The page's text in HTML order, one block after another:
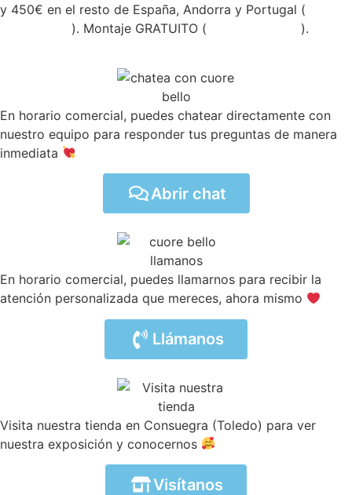
y 450€ en el resto de España, Andorra y Portugal (
). Montaje GRATUITO ( ).
En horario comercial, puedes chatear directamente con
nuestro equipo para responder tus preguntas de manera
inmediata
Abrir chat
En horario comercial, puedes llamarnos para recibir la
atención personalizada que mereces, ahora mismo
Llámanos
Visita nuestra tienda en Consuegra (Toledo) para ver
nuestra exposición y conocernos
Visítanos